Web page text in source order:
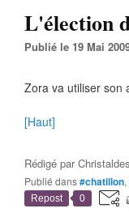
L'élection
Publié le 19 Mai
Zora va utiliser son
[Haut]
Rédigé par
Publié dans#chatillon,
Repost 0